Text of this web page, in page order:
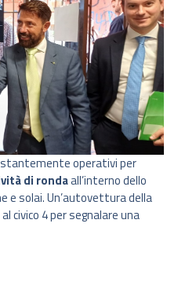
operativi per
di rondaall’interno dello
e solai. Un’autovettura della
civico 4 per segnalare una